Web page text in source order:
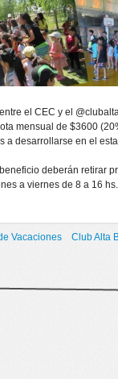
el CEC y el
mensual de $3600
a desarrollarse en el
deberán retirar
a viernes de 8 a 16 hs.
Vacaciones
Club Alta